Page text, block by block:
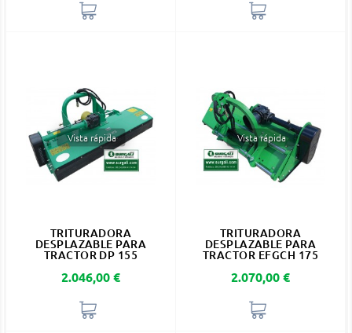
Vista rápida
TRITURADORA
DESPLAZABLE PARA
TRACTOR DP 155
Precio
2.046,00 €
Vista rápida
TRITURADORA
DESPLAZABLE PARA
TRACTOR EFGCH 175
Precio
2.070,00 €